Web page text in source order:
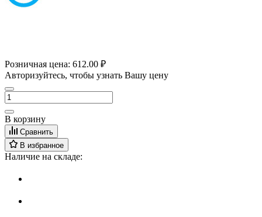
Розничная цена: 612.00 ₽
Авторизуйтесь, чтобы узнать Вашу цену
В корзину
Сравнить
В избранное
Наличие на складе: